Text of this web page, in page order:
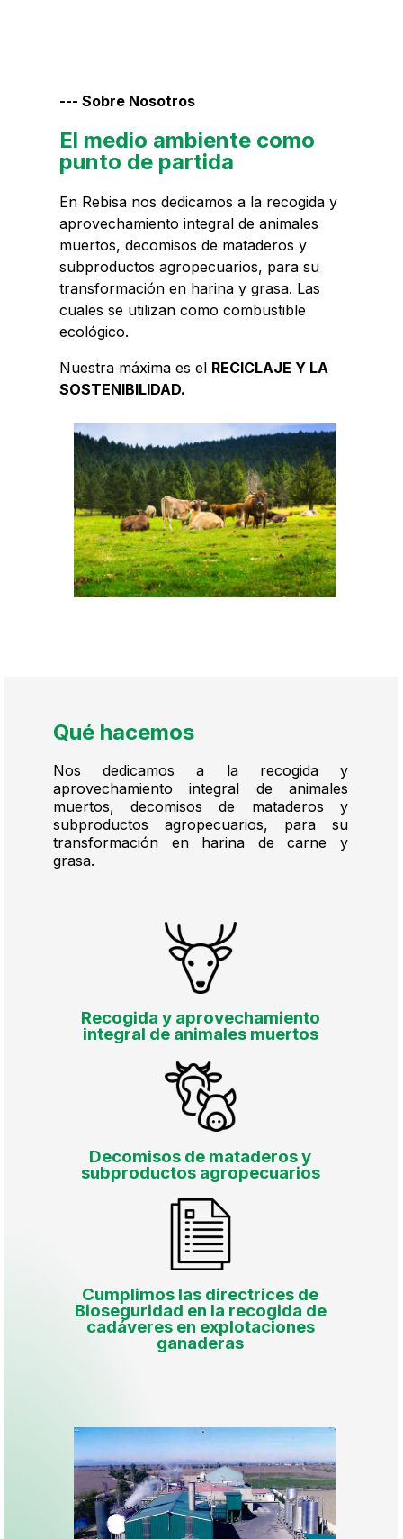
--- Sobre Nosotros
El medio ambiente como
punto de partida
En Rebisa nos dedicamos a la recogida y
aprovechamiento integral de animales
muertos, decomisos de mataderos y
subproductos agropecuarios, para su
transformación en harina y grasa. Las
cuales se utilizan como combustible
ecológico.
Nuestra máxima es el RECICLAJE Y LA
SOSTENIBILIDAD.
Qué hacemos
Nos dedicamos a la recogida y
aprovechamiento integral de animales
muertos, decomisos de mataderos y
subproductos agropecuarios, para su
transformación en harina de carne y
grasa.
Recogida y aprovechamiento
integral de animales muertos
Decomisos de mataderos y
subproductos agropecuarios
Cumplimos las directrices de
Bioseguridad en la recogida de
cadáveres en explotaciones
ganaderas